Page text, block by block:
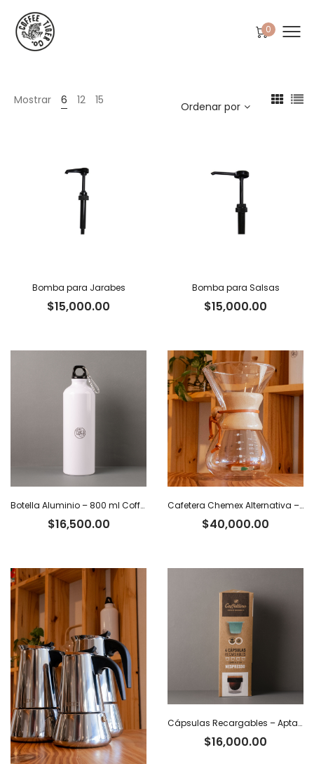
0
Mostrar 6 12 15 Ordenar por
Bomba para Jarabes
$15,000.00
Bomba para Salsas
$15,000.00
Botella Aluminio – 800 ml Coffee Tiger Co.
$16,500.00
Cafetera Chemex Alternativa – 800 ml
$40,000.00
Cápsulas Recargables – Aptas Nespresso x 4
$16,000.00